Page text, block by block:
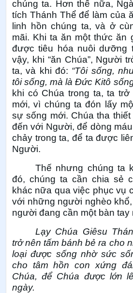
chúng ta. Hơn thế nữa,
tích Thánh Thể để làm của
linh hồn chúng ta, và ở
mãi. Khi ta ăn một thức ăn
được tiêu hóa nuôi dưỡng
vậy, khi “ăn Chúa”, Người
ta, và khi đó: “Tôi sống,
tôi sống, mà là Đức Kitô
khi có Chúa trong ta, ta
mới, vì chúng ta đón lấy
sự sống mới. Chúa tha
đến với Người, để dòng
chảy trong ta, để ta được
Người.
Thế nhưng chúng ta
đó, chúng ta cần chia sẻ
khác nữa qua việc phục vụ
với những người nghèo
người đang cần một bàn tay
Lạy Chúa Giêsu
trở nên tấm bánh bẻ ra cho
loại được sống nhờ sức
cho tâm hồn con xứng
Chúa, để Chúa được lớn
ngày.